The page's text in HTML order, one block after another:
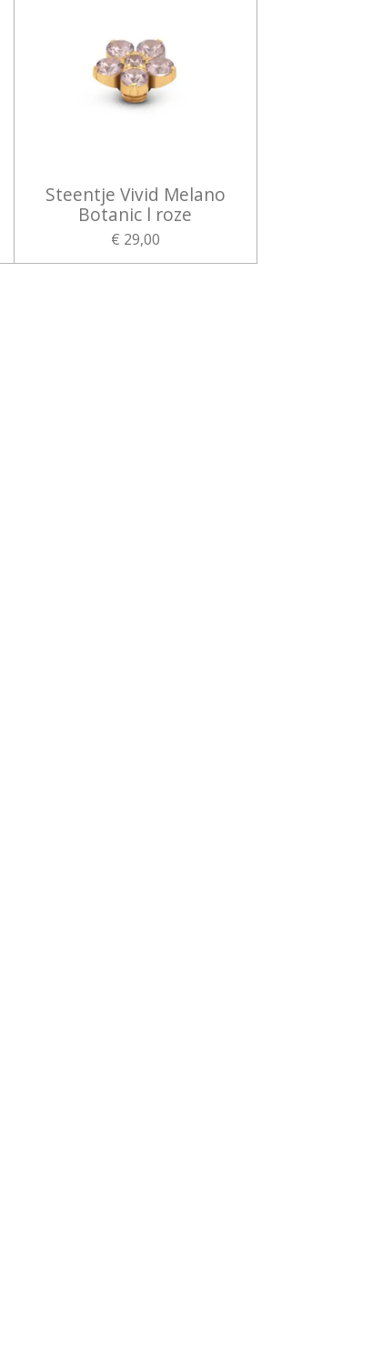
Steentje Vivid Melano
Botanic l roze
€ 29,00